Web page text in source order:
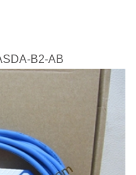
B2-AB